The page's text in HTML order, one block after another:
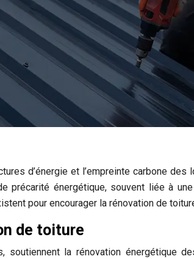
d’énergie et l’empreinte carbone des
précarité énergétique, souvent liée à
pour encourager la rénovation de
de toiture
soutiennent la rénovation énergétique